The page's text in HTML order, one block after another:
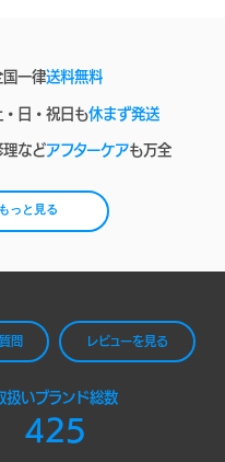
国一律送料無料
・日・祝日も休まず発送
理などアフターケアも万全
っと見る
問 レビューを見る
扱いブランド総数
425